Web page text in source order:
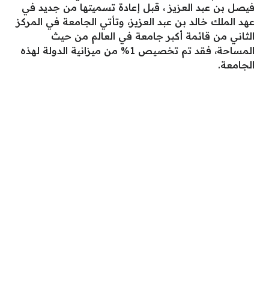
فيصل بن عبد العزيز ، قبل إعادة تسميتها من جديد في
عهد الملك خالد بن عبد العزيز، وتأتي الجامعة في المركز
الثاني من قائمة أكبر جامعة في العالم من حيث
المساحة، فقد تم تخصيص 1% من ميزانية الدولة لهذه
الجامعة.